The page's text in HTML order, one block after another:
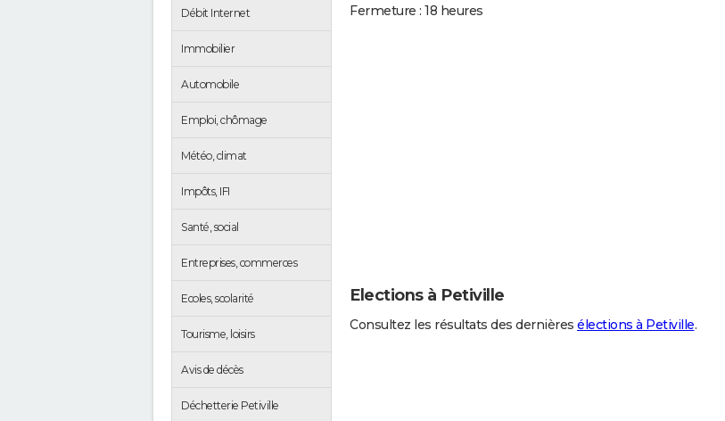
Débit Internet
Immobilier
Automobile
Emploi, chômage
Météo, climat
Impôts, IFI
Santé, social
Entreprises, commerces
Ecoles, scolarité
Tourisme, loisirs
Avis de décès
Déchetterie Petiville
Fermeture : 18 heures
Elections à Petiville
Consultez les résultats des dernières élections à Petiville.